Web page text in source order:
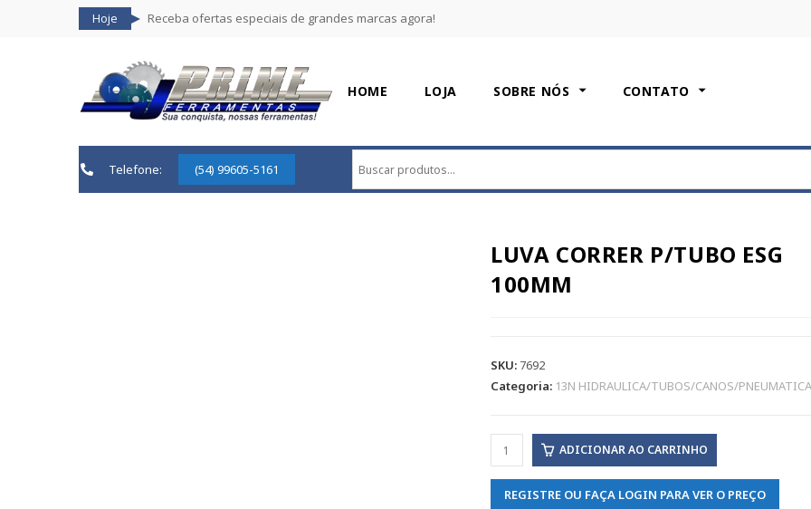
Hoje Receba ofertas especiais de grandes marcas agora!
HOME LOJA SOBRE NÓS CONTATO
Telefone: (54) 99605-5161
LUVA CORRER P/TUBO ESG
100MM
SKU: 7692
Categoria: 13N HIDRAULICA/TUBOS/CANOS/
ADICIONAR AO CARRINHO
REGISTRE OU FAÇA LOGIN PARA VER O PREÇO